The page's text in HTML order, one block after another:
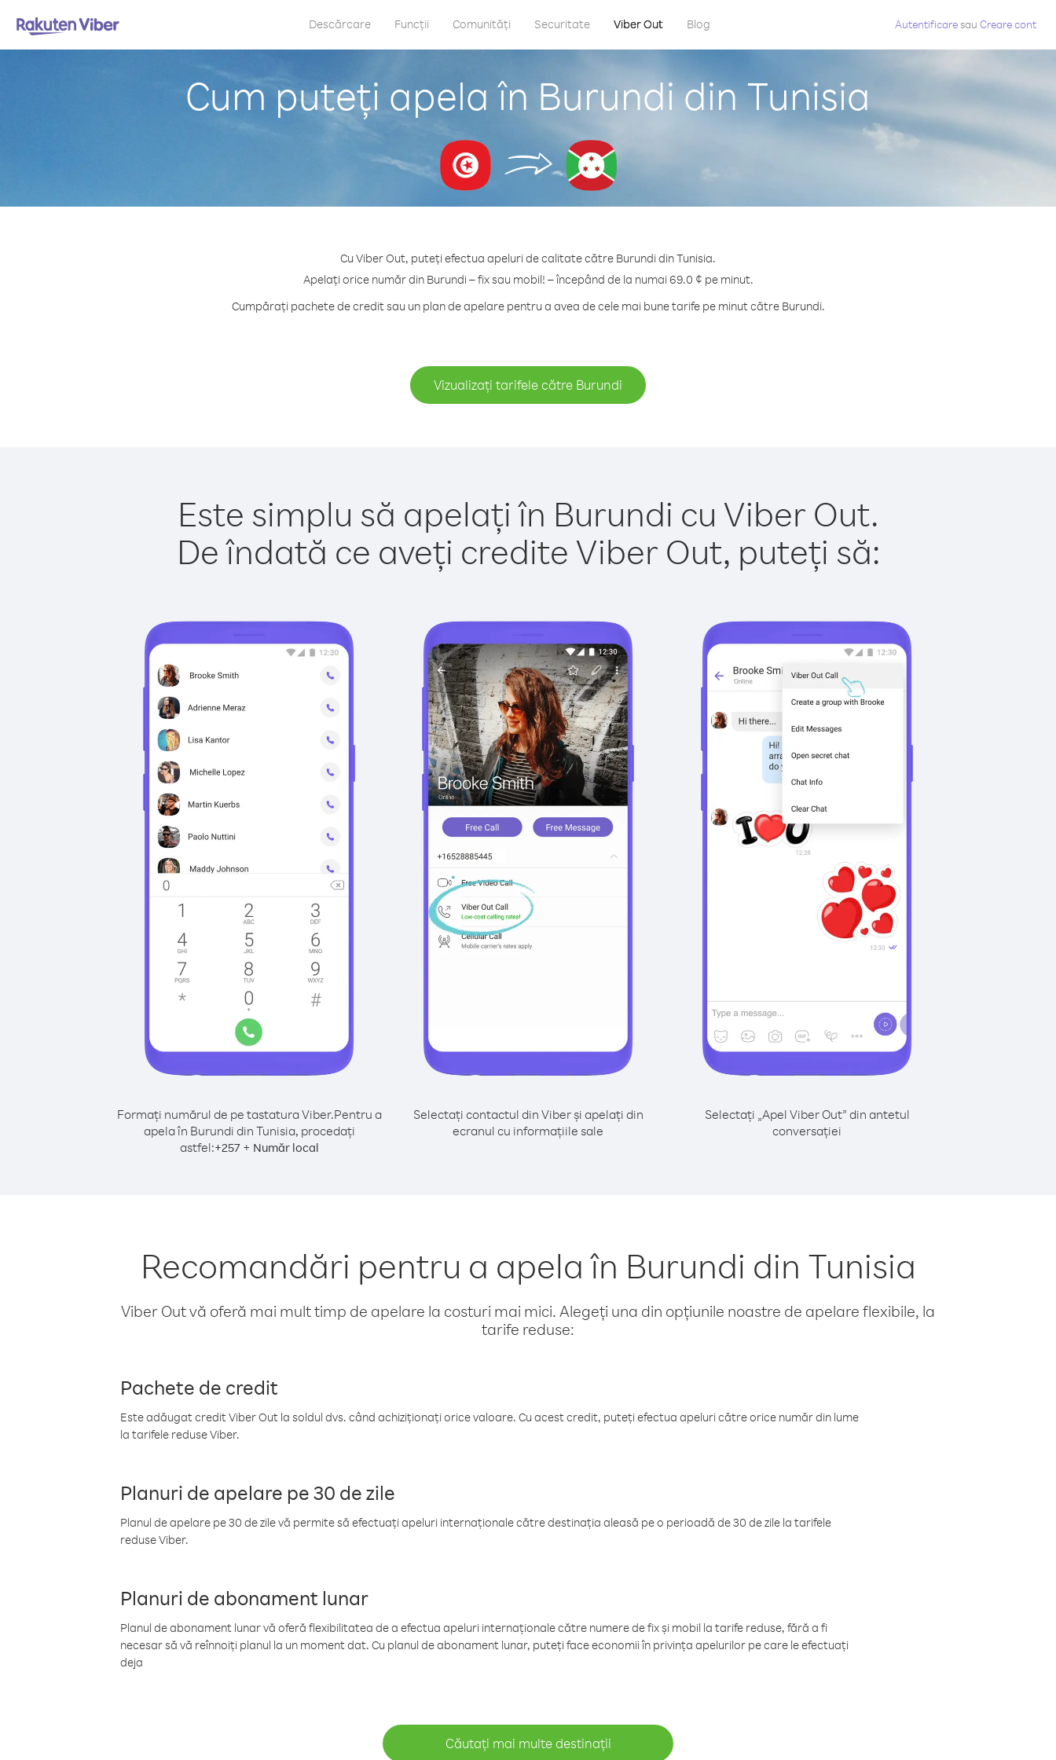
Descărcare Funcții Comunități Securitate Viber Out Blog Autentificaresau Creare cont
Cum puteți apela în Burundi din Tunisia
Cu Viber Out, puteți efectua apeluri de calitate către Burundi din Tunisia.
Apelați orice număr din Burundi – fix sau mobil! – începând de la numai 69.0 ¢ pe minut.
Cumpărați pachete de credit sau un plan de apelare pentru a avea de cele mai bune tarife pe minut către Burundi.
Vizualizați tarifele către Burundi
Este simplu să apelați în Burundi cu Viber Out.
De îndată ce aveți credite Viber Out, puteți să:
Formați numărul de pe tastatura Viber.Pentru a
apela în Burundi din Tunisia, procedați
astfel:+257+ Număr local
Selectați contactul din Viber și apelați din
ecranul cu informațiile sale
Selectați „Apel Viber Out” din antetul
conversației
Recomandări pentru a apela în Burundi din Tunisia
Viber Out vă oferă mai mult timp de apelare la costuri mai mici. Alegeți una din opțiunile noastre de apelare flexibile, la
tarife reduse:
Pachete de credit
Este adăugat credit Viber Out la soldul dvs. când achiziționați orice valoare. Cu acest credit, puteți efectua apeluri către orice număr din lume
la tarifele reduse Viber.
Planuri de apelare pe 30 de zile
Planul de apelare pe 30 de zile vă permite să efectuați apeluri internaționale către destinația aleasă pe o perioadă de 30 de zile la tarifele
reduse Viber.
Planuri de abonament lunar
Planul de abonament lunar vă oferă flexibilitatea de a efectua apeluri internaționale către numere de fix și mobil la tarife reduse, fără a fi
necesar să vă reînnoiți planul la un moment dat. Cu planul de abonament lunar, puteți face economii în privința apelurilor pe care le efectuați
deja
Căutați mai multe destinații